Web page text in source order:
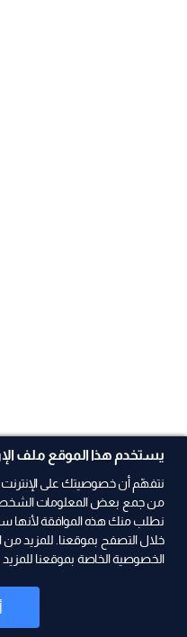
يستخدم هذا الموقع ملف
نتفهّم أن خصوصيتك على الإنترنت
من جمع بعض المعلومات
نطلب منك هذه الموافقة لأنها
خلال التصفح بموقعنا. للمزيد
الخصوصية الخاصة بموقعنا للمزيد